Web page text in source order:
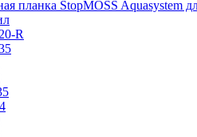
планка StopMOSS Aquasystem
R